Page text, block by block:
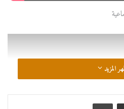
المزيد
مشاركة عبر البريد طباعة